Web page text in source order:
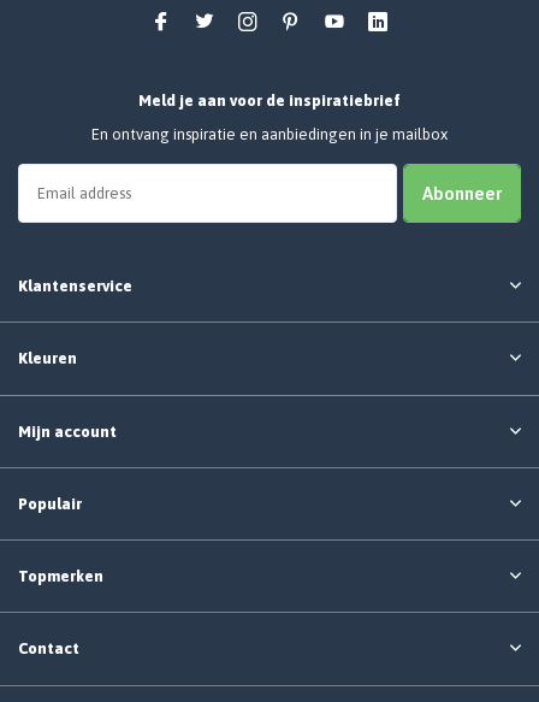
Meld je aan voor de inspiratiebrief
En ontvang inspiratie en aanbiedingen in je mailbox
Abonneer
Klantenservice
Kleuren
Mijn account
Populair
Topmerken
Contact